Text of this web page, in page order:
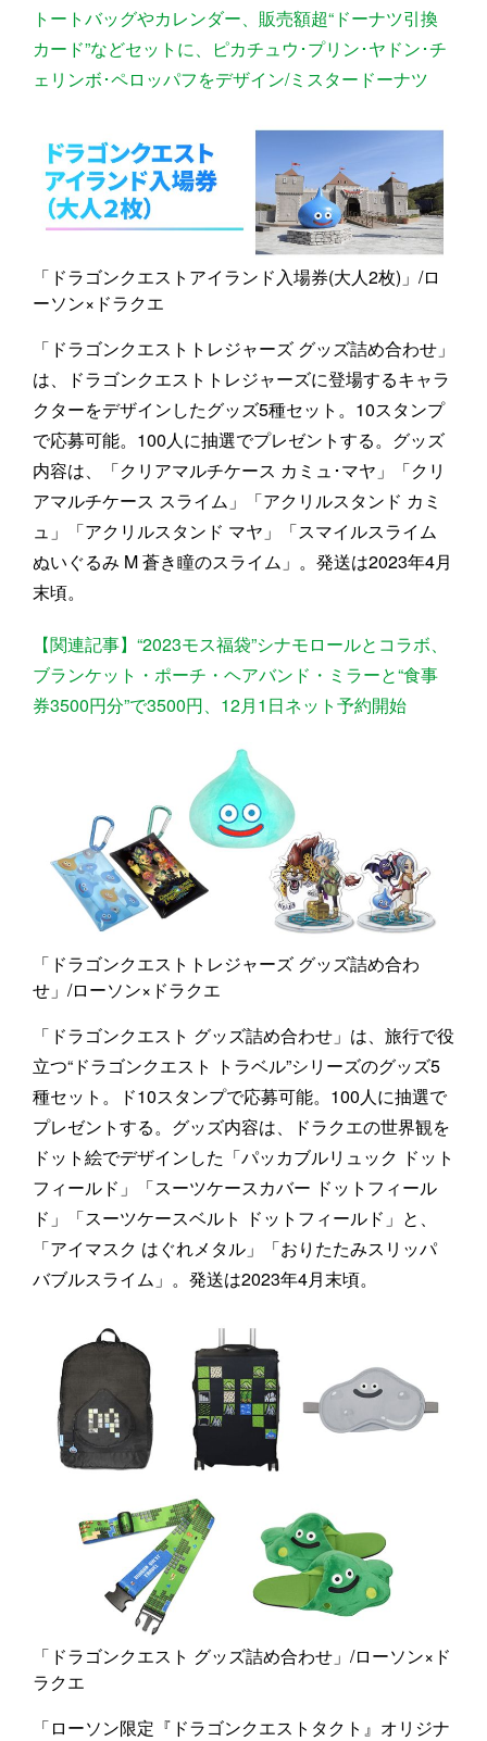
トートバッグやカレンダー、販売額超“ドーナツ引換
カード”などセットに、ピカチュウ･プリン･ヤドン･チ
ェリンボ･ペロッパフをデザイン/ミスタードーナツ
「ドラゴンクエストアイランド入場券(大人2枚)」/ロ
ーソン×ドラクエ
「ドラゴンクエストトレジャーズ グッズ詰め合わせ」
は、ドラゴンクエストトレジャーズに登場するキャラ
クターをデザインしたグッズ5種セット。10スタンプ
で応募可能。100人に抽選でプレゼントする。グッズ
内容は、「クリアマルチケース カミュ･マヤ」「クリ
アマルチケース スライム」「アクリルスタンド カミ
ュ」「アクリルスタンド マヤ」「スマイルスライム
ぬいぐるみ M 蒼き瞳のスライム」。発送は2023年4月
末頃。
【関連記事】“2023モス福袋”シナモロールとコラボ、
ブランケット・ポーチ・ヘアバンド・ミラーと“食事
券3500円分”で3500円、12月1日ネット予約開始
「ドラゴンクエストトレジャーズ グッズ詰め合わ
せ」/ローソン×ドラクエ
「ドラゴンクエスト グッズ詰め合わせ」は、旅行で役
立つ“ドラゴンクエスト トラベル”シリーズのグッズ5
種セット。ド10スタンプで応募可能。100人に抽選で
プレゼントする。グッズ内容は、ドラクエの世界観を
ドット絵でデザインした「パッカブルリュック ドット
フィールド」「スーツケースカバー ドットフィール
ド」「スーツケースベルト ドットフィールド」と、
「アイマスク はぐれメタル」「おりたたみスリッパ
バブルスライム」。発送は2023年4月末頃。
「ドラゴンクエスト グッズ詰め合わせ」/ローソン×ド
ラクエ
「ローソン限定『ドラゴンクエストタクト』オリジナ